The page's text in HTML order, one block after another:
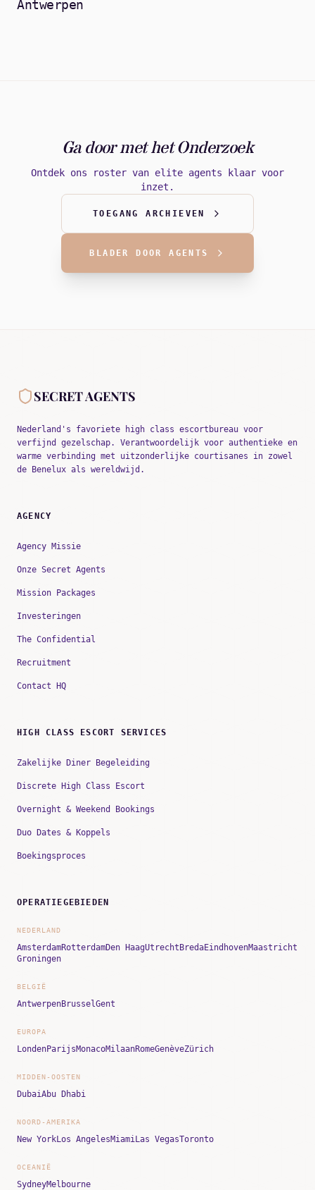
Antwerpen
Ga door met het Onderzoek
Ontdek ons roster van elite agents klaar voor
inzet.
TOEGANG ARCHIEVEN
BLADER DOOR AGENTS
SECRET AGENTS
Nederland's favoriete high class escortbureau voor
verfijnd gezelschap. Verantwoordelijk voor authentieke en
warme verbinding met uitzonderlijke courtisanes in zowel
de Benelux als wereldwijd.
AGENCY
Agency Missie
Onze Secret Agents
Mission Packages
Investeringen
The Confidential
Recruitment
Contact HQ
HIGH CLASS ESCORT SERVICES
Zakelijke Diner Begeleiding
Discrete High Class Escort
Overnight & Weekend Bookings
Duo Dates & Koppels
Boekingsproces
OPERATIEGEBIEDEN
NEDERLAND
AmsterdamRotterdamDen HaagUtrechtBredaEindhovenMaastricht
Groningen
BELGIË
AntwerpenBrusselGent
EUROPA
LondenParijsMonacoMilaanRomeGenèveZürich
MIDDEN-OOSTEN
DubaiAbu Dhabi
NOORD-AMERIKA
New YorkLos AngelesMiami Las VegasToronto
OCEANIË
SydneyMelbourne